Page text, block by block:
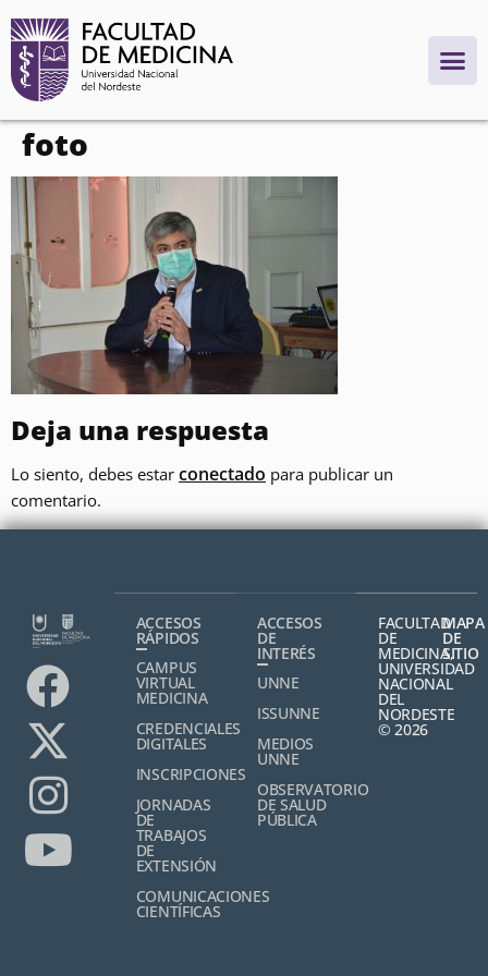
contenido
foto
Deja una respuesta
Lo siento, debes estar conectado para publicar un
comentario.
ACCESOS
RÁPIDOS
CAMPUS
VIRTUAL
MEDICINA
CREDENCIALES
DIGITALES
INSCRIPCIONES
JORNADAS
DE
TRABAJOS
DE
EXTENSIÓN
COMUNICACIONES
CIENTÍFICAS
ACCESOS
DE
INTERÉS
UNNE
ISSUNNE
MEDIOS
UNNE
OBSERVATORIO
DE SALUD
PÚBLICA
FACULTAD
DE
MEDICINA,
UNIVERSIDAD
NACIONAL
DEL
NORDESTE
© 2026
MAPA
DE
SITIO